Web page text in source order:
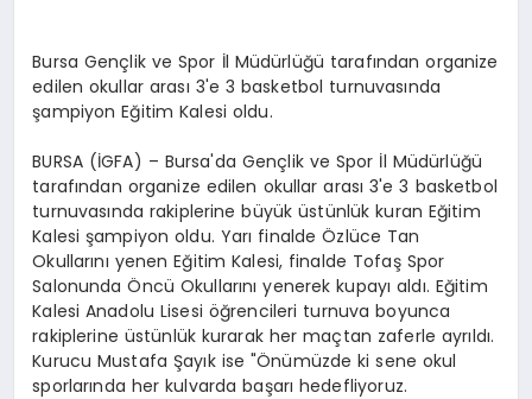
Bursa Gençlik ve Spor İl Müdürlüğü tarafından organize
edilen okullar arası 3'e 3 basketbol turnuvasında
şampiyon Eğitim Kalesi oldu.
BURSA (İGFA) – Bursa'da Gençlik ve Spor İl Müdürlüğü
tarafından organize edilen okullar arası 3'e 3 basketbol
turnuvasında rakiplerine büyük üstünlük kuran Eğitim
Kalesi şampiyon oldu. Yarı finalde Özlüce Tan
Okullarını yenen Eğitim Kalesi, finalde Tofaş Spor
Salonunda Öncü Okullarını yenerek kupayı aldı. Eğitim
Kalesi Anadolu Lisesi öğrencileri turnuva boyunca
rakiplerine üstünlük kurarak her maçtan zaferle ayrıldı.
Kurucu Mustafa Şayık ise "Önümüzde ki sene okul
sporlarında her kulvarda başarı hedefliyoruz.